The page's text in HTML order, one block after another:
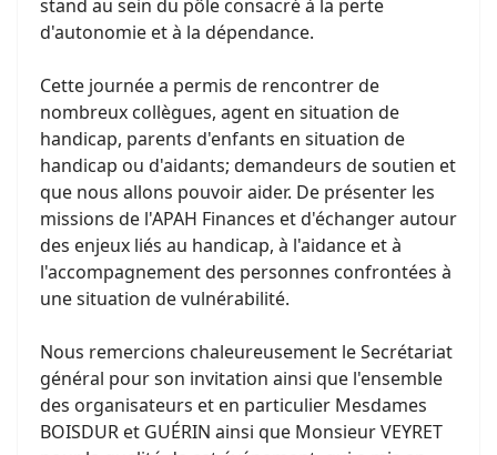
stand au sein du pôle consacré à la perte
d'autonomie et à la dépendance.
Cette journée a permis de rencontrer de
nombreux collègues, agent en situation de
handicap, parents d'enfants en situation de
handicap ou d'aidants; demandeurs de soutien et
que nous allons pouvoir aider. De présenter les
missions de l'APAH Finances et d'échanger autour
des enjeux liés au handicap, à l'aidance et à
l'accompagnement des personnes confrontées à
une situation de vulnérabilité.
Nous remercions chaleureusement le Secrétariat
général pour son invitation ainsi que l'ensemble
des organisateurs et en particulier Mesdames
BOISDUR et GUÉRIN ainsi que Monsieur VEYRET